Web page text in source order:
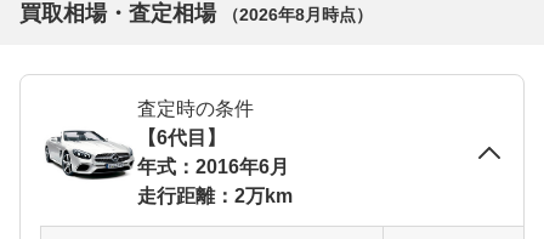
買取相場・査定相場
（2026年8月 時点）
査定時の条件
【6代目】
年式：2016年6月
走行距離：2万km